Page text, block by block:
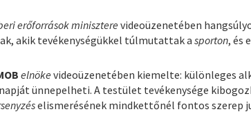
erőforrások miniszterevideoüzenetében
akik tevékenységükkel túlmutattak asporton, és
elnöke videoüzenetében kiemelte: különleges
ünnepelheti. A testület tevékenysége
elismerésének mindkettőnél fontos szerep